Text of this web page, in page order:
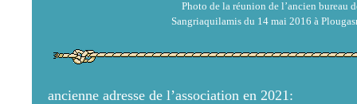
Photo de la réunion de l’ancien bureau
Sangriaquilamis du 14 mai 2016 à
ancienne adresse de l’association en 2021: